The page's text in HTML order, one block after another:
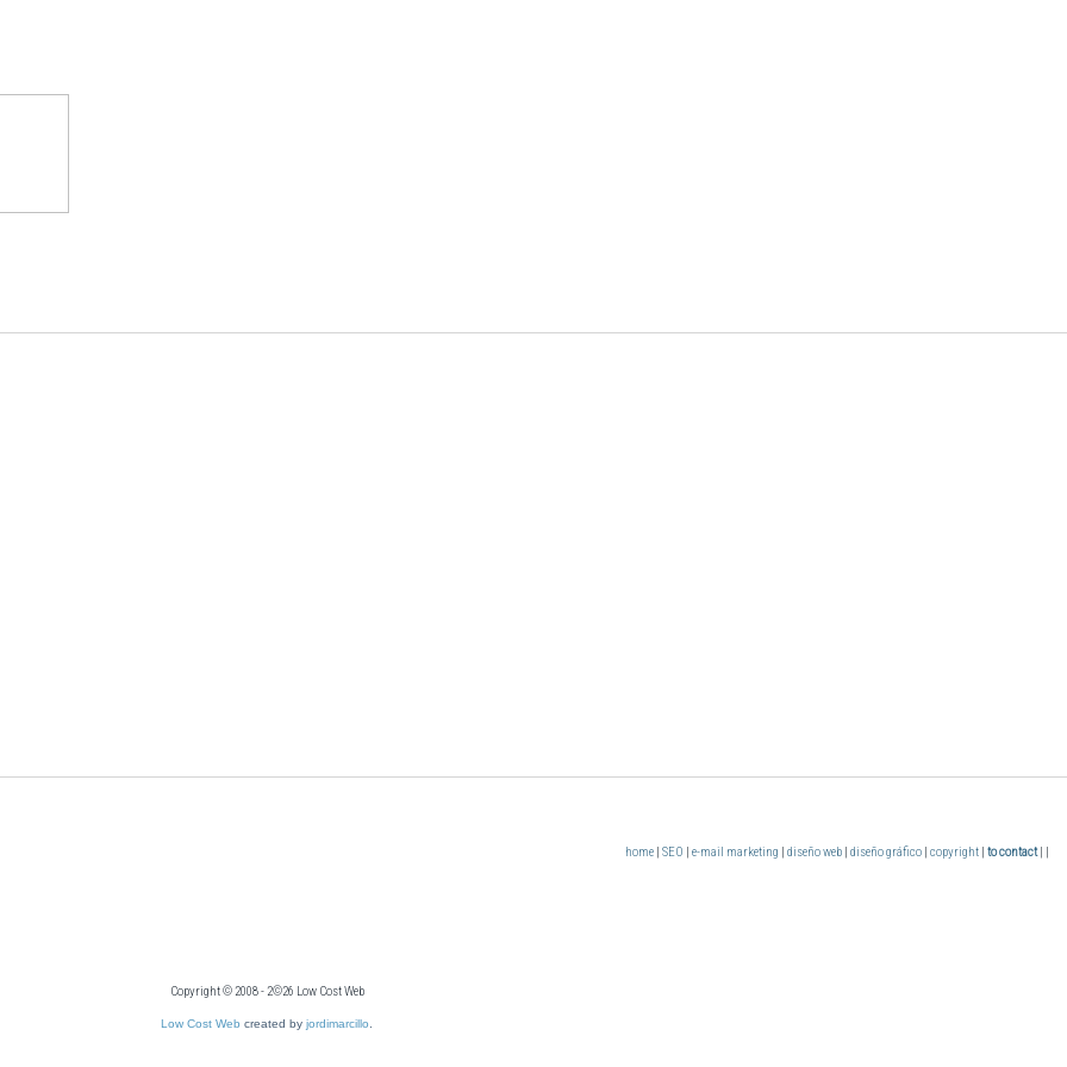
home | SEO | e-mail marketing | diseño web | diseño gráfico | copyright | to contact| |
Copyright © 2008 - 2©26 Low Cost Web
Low Cost Web created by jordimarcillo